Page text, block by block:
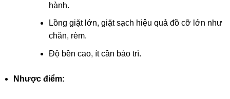
hành.
Lồng giặt lớn, giặt sạch hiệu quả đồ cỡ lớn như
chăn, rèm.
Độ bền cao, ít cần bảo trì.
Nhược điểm: